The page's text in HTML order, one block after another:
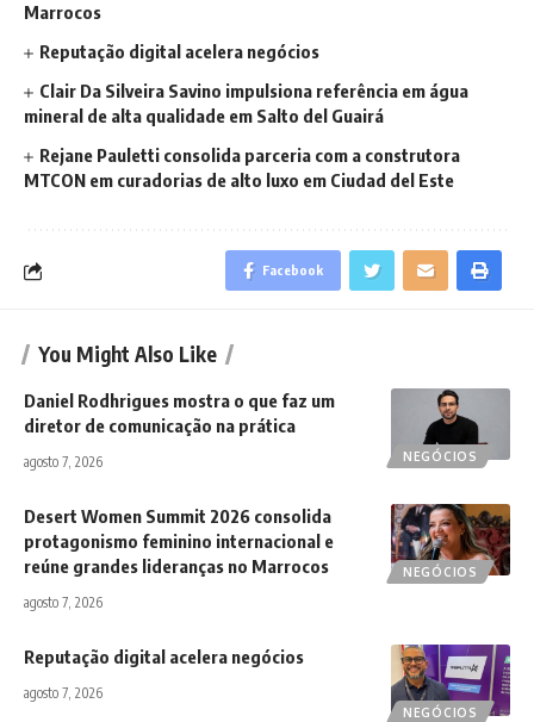
Marrocos
Reputação digital acelera negócios
Clair Da Silveira Savino impulsiona referência em água
mineral de alta qualidade em Salto del Guairá
Rejane Pauletti consolida parceria com a construtora
MTCON em curadorias de alto luxo em Ciudad del Este
Facebook
You Might Also Like
NEGÓCIOS
Daniel Rodhrigues mostra o que faz um
diretor de comunicação na prática
agosto 7, 2026
NEGÓCIOS
Desert Women Summit 2026 consolida
protagonismo feminino internacional e
reúne grandes lideranças no Marrocos
agosto 7, 2026
NEGÓCIOS
Reputação digital acelera negócios
agosto 7, 2026